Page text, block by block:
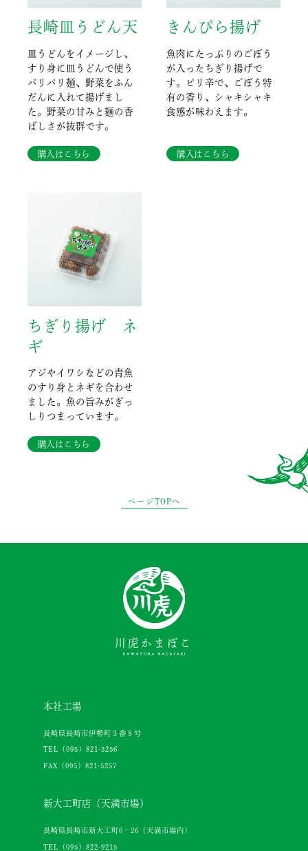
長崎皿うどん天
皿うどんをイメージし、
すり身に皿うどんで使う
パリパリ麺、野菜をふん
だんに入れて揚げまし
た。野菜の甘みと麺の香
ばしさが抜群です。
購入はこちら
きんぴら揚げ
魚肉にたっぷりのごぼう
が入ったちぎり揚げで
す。ピリ辛で、ごぼう特
有の香り、シャキシャキ
食感が味わえます。
購入はこちら
ちぎり揚げ ネ
ギ
アジやイワシなどの青魚
のすり身とネギを合わせ
ました。魚の旨みがぎっ
しりつまっています。
購入はこちら
ページTOPへ
川虎かまぼこ
本社工場
長崎県長崎市伊勢町３番８号
TEL（095）821-5256
FAX（095）821-5257
新大工町店（天満市場）
長崎県長崎市新大工町6−26（天満市場内）
TEL（095）822-9215